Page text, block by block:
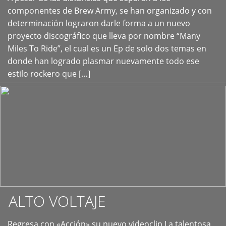
componentes de Brew Army, se han organizado y con
determinación lograron darle forma a un nuevo
proyecto discográfico que lleva por nombre “Many
Miles To Ride”, el cual es un Ep de solo dos temas en
donde han logrado plasmar nuevamente todo ese
estilo rockero que […]
+
ALTO VOLTAJE